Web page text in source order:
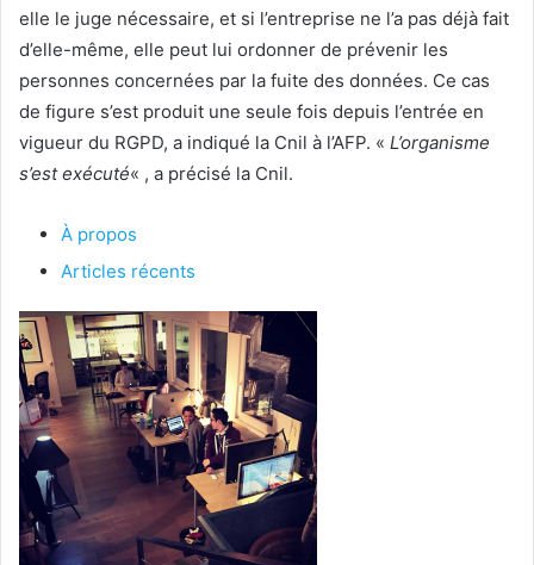
elle le juge nécessaire, et si l’entreprise ne l’a pas déjà fait
d’elle-même, elle peut lui ordonner de prévenir les
personnes concernées par la fuite des données. Ce cas
de figure s’est produit une seule fois depuis l’entrée en
vigueur du RGPD, a indiqué la Cnil à l’AFP. « L’organisme
s’est exécuté« , a précisé la Cnil.
À propos
Articles récents